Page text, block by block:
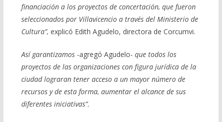
financiación a los proyectos de concertación, que fueron
seleccionados por Villavicencio a través del Ministerio de
Cultura”, explicó Edith Agudelo, directora de Corcumvi.
Así garantizamos -agregó Agudelo- que todos los
proyectos de las organizaciones con figura jurídica de la
ciudad lograran tener acceso a un mayor número de
recursos y de esta forma, aumentar el alcance de sus
diferentes iniciativas”.